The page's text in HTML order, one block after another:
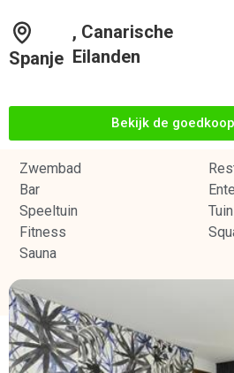
Spanje
, Canarische
Eilanden
Bekijk de
Zwembad
Bar
Speeltuin
Tuin
Fitness
Sauna